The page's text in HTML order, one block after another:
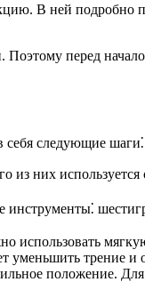
В ней подробно
перед
себя следующие шаги⁚
из них
использовать
трение и
положение. Для